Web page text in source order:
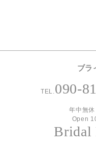
ブラ
TEL.090-
年中無
Open
Bridal